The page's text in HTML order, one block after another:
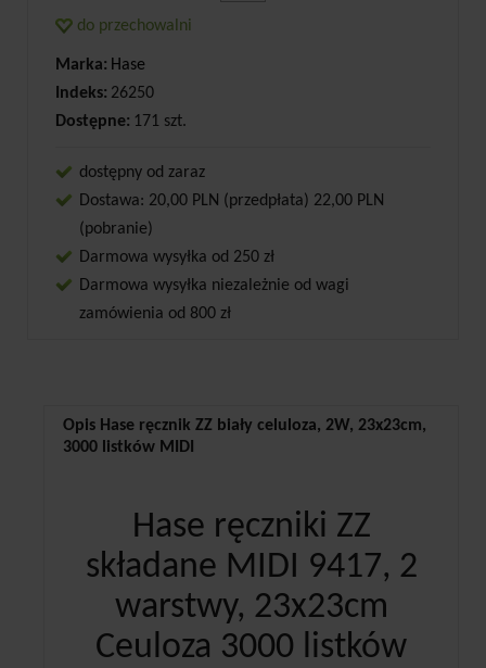
do przechowalni
Marka: Hase
Indeks: 26250
Dostępne: 171 szt.
dostępny od zaraz
Dostawa: 20,00 PLN (przedpłata) 22,00 PLN
(pobranie)
Darmowa wysyłka od 250 zł
Darmowa wysyłka niezależnie od wagi
zamówienia od 800 zł
Opis Hase ręcznik ZZ biały celuloza, 2W, 23x23cm,
3000 listków MIDI
Hase ręczniki ZZ
składane MIDI 9417, 2
warstwy, 23x23cm
Ceuloza 3000 listków